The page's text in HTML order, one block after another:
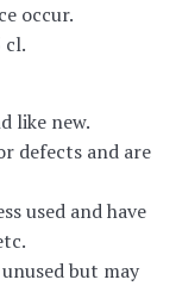
occur.
cl.
like new.
defects and are
used and have
but may